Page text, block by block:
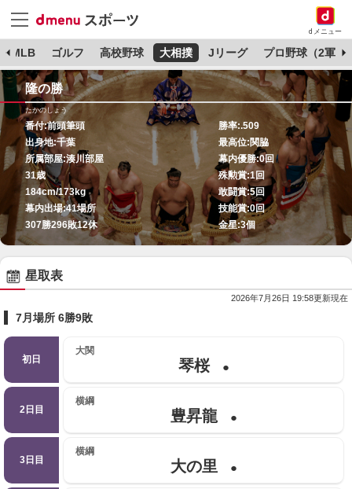
dメニュー
MLB ゴルフ 高校野球 大相撲 Jリーグ プロ野球（2軍）
隆の勝
たかのしょう
番付:前頭筆頭
出身地:千葉
所属部屋:湊川部屋
31歳
184cm/173kg
幕内出場:41場所
307勝296敗12休
勝率:.509
最高位:関脇
幕内優勝:0回
殊勲賞:1回
敢闘賞:5回
技能賞:0回
金星:3個
星取表
2026年7月26日 19:58更新現在
7月場所 6勝9敗
初日
大関
琴桜 ●
2日目
横綱
豊昇龍 ●
3日目
横綱
大の里 ●